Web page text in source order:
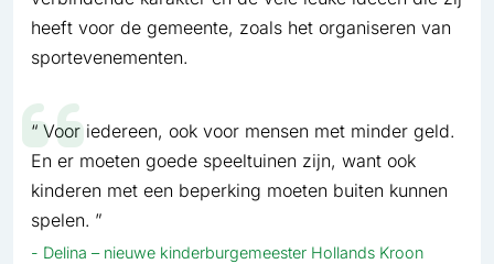
heeft voor de gemeente, zoals het organiseren van
sportevenementen.
Voor iedereen, ook voor mensen met minder geld.
En er moeten goede speeltuinen zijn, want ook
kinderen met een beperking moeten buiten kunnen
spelen.
Delina – nieuwe kinderburgemeester Hollands Kroon